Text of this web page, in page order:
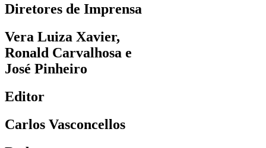
Diretores de Imprensa
Vera Luiza Xavier,
Ronald Carvalhosa e
José Pinheiro
Editor
Carlos Vasconcellos